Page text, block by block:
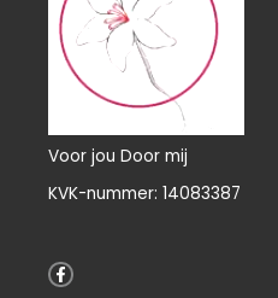
Voor jou Door mij
KVK-nummer: 14083387
F
a